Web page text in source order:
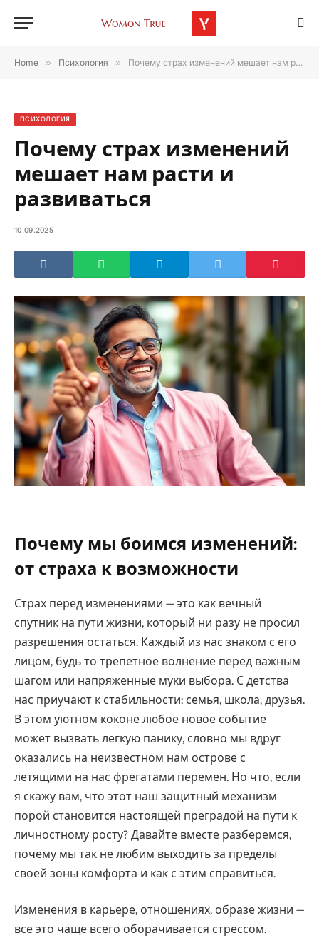
Home » Психология » Почему страх изменений мешает нам расти и развиваться
ПСИХОЛОГИЯ
Почему страх изменений
мешает нам расти и
развиваться
10.09.2025
Почему мы боимся изменений:
от страха к возможности
Страх перед изменениями — это как вечный
спутник на пути жизни, который ни разу не просил
разрешения остаться. Каждый из нас знаком с его
лицом, будь то трепетное волнение перед важным
шагом или напряженные муки выбора. С детства
нас приучают к стабильности: семья, школа, друзья.
В этом уютном коконе любое новое событие
может вызвать легкую панику, словно мы вдруг
оказались на неизвестном нам острове с
летящими на нас фрегатами перемен. Но что, если
я скажу вам, что этот наш защитный механизм
порой становится настоящей преградой на пути к
личностному росту? Давайте вместе разберемся,
почему мы так не любим выходить за пределы
своей зоны комфорта и как с этим справиться.
Изменения в карьере, отношениях, образе жизни —
все это чаще всего оборачивается стрессом.